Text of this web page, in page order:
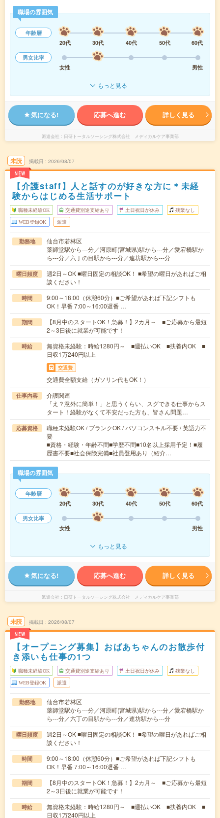
職場の雰囲気
年齢層
20代
30代 40代 50代
60代
男女比率
女性
男性
もっと見る
気になる! 応募へ進む 詳しく見る
派遣会社 日研トータルソーシング株式会社 メディカルケア事業部
未読
NEW
掲載日 2026/08/07
【介護staff】人と話すのが好きな方に＊未経
験からはじめる生活サポート
職種未経験OK 交通費別途支給あり 土日祝日が休み 残業なし
WEB登録OK 派遣
勤務地
仙台市若林区
薬師堂駅から---分／河原町(宮城県)駅から---分／愛宕橋駅か
ら---分／六丁の目駅から---分／連坊駅から---分
曜日頻度
週2日～OK ■曜日固定の相談OK！ ■希望の曜日があればご相
談ください！
時間
9:00～18:00（休憩60分）■ご希望があれば下記シフトも
OK！早番 7:00～16:00遅番 …
期間
【8月中のスタートOK！急募！】2カ月～ ■ご応募から最短
2～3日後に就業が可能です！
時給
無資格未経験：時給1280円～ ■週払いOK ■扶養内OK ■
日収1万240円以上
交通費
交通費全額支給（ガソリン代もOK！）
仕事内容
介護関連
「え？意外に簡単！」と思うくらい、スグできる仕事からス
タート！経験がなくて不安だった方も、皆さん問題…
応募資格
職種未経験OK / ブランクOK / パソコンスキル不要 / 英語力不
要
■資格・経験・年齢不問■学歴不問■10名以上採用予定！■履
歴書不要■社会保険完備■社員登用あり（紹介…
職場の雰囲気
年齢層
20代
30代 40代 50代
60代
男女比率
女性
男性
もっと見る
気になる! 応募へ進む 詳しく見る
派遣会社 日研トータルソーシング株式会社 メディカルケア事業部
未読
NEW
掲載日 2026/08/07
【オープニング募集】おばあちゃんのお散歩付
き添いも仕事の1つ
職種未経験OK 交通費別途支給あり 土日祝日が休み 残業なし
WEB登録OK 派遣
勤務地
仙台市若林区
薬師堂駅から---分／河原町(宮城県)駅から---分／愛宕橋駅か
ら---分／六丁の目駅から---分／連坊駅から---分
曜日頻度
週2日～OK ■曜日固定の相談OK！ ■希望の曜日があればご相
談ください！
時間
9:00～18:00（休憩60分）■ご希望があれば下記シフトも
OK！早番 7:00～16:00遅番 …
期間
【8月中のスタートOK！急募！】2カ月～ ■ご応募から最短
2～3日後に就業が可能です！
時給
無資格未経験：時給1280円～ ■週払いOK ■扶養内OK ■
日収1万240円以上